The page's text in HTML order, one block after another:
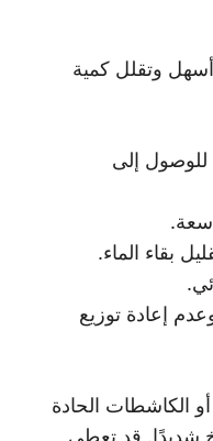
أسهل وتقلل كمية
إلى
بقاء الماء.
إعادة توزيع
الكاشطات الحادة
شديدًا. قد تعطي